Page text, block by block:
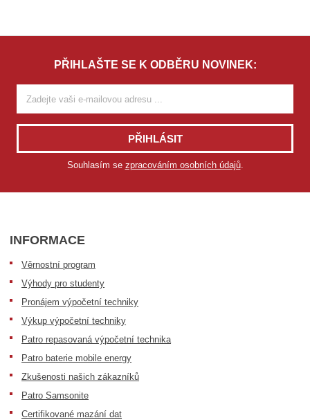
PŘIHLAŠTE SE K ODBĚRU NOVINEK:
PŘIHLÁSIT
Souhlasím se zpracováním osobních údajů.
INFORMACE
Věrnostní program
Výhody pro studenty
Pronájem výpočetní techniky
Výkup výpočetní techniky
Patro repasovaná výpočetní technika
Patro baterie mobile energy
Zkušenosti našich zákazníků
Patro Samsonite
Certifikované mazání dat